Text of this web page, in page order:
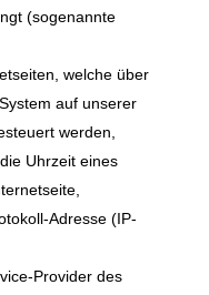
(sogenannte
welche über
auf unserer
werden,
Uhrzeit eines
Adresse (IP-
Provider des